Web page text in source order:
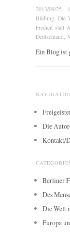
2013/09/25 ·
Bildung
Die
Freiheit statt
Deutschland
Ein Blog ist
Die
Kontakt/
Berliner
Des
Die Welt
Europa